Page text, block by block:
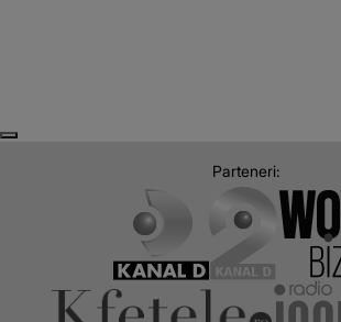
Parteneri: